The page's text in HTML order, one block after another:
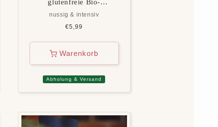
glutenfreie Bio-
Backmischung
nussig & intensiv
Normaler
€5,99
Warenkorb
Abholung & Versand